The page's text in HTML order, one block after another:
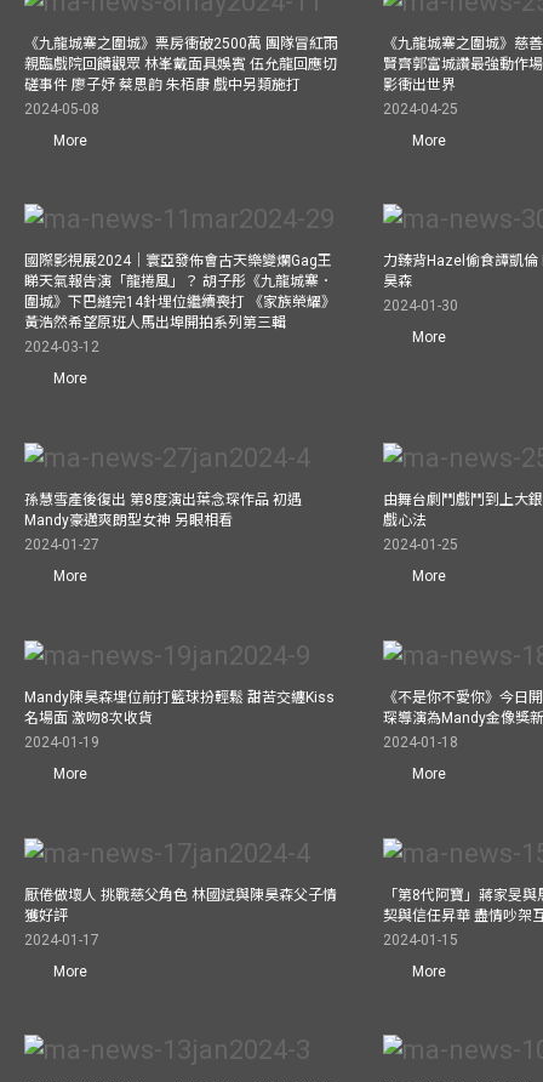
《九龍城寨之圍城》票房衝破2500萬 團隊冒紅雨
親臨戲院回饋觀眾 林峯戴面具娛賓 伍允龍回應切
磋事件 廖子妤 蔡思韵 朱栢康 戲中另類施打
2024-05-08
More
《九龍城寨之圍城》慈
賢齊郭富城讚最強動作
影衝出世界
2024-04-25
More
國際影視展2024｜寰亞發佈會古天樂變爛Gag王
睇天氣報告演「龍捲風」？ 胡子彤《九龍城寨．
圍城》下巴縫完14針埋位繼續喪打 《家族榮耀》
黃浩然希望原班人馬出埠開拍系列第三輯
2024-03-12
More
力臻背Hazel偷食譚凱
昊森
2024-01-30
More
孫慧雪產後復出 第8度演出葉念琛作品 初遇
Mandy豪邁爽朗型女神 另眼相看
2024-01-27
More
由舞台劇鬥戲鬥到上大
戲心法
2024-01-25
More
Mandy陳昊森埋位前打籃球扮輕鬆 甜苦交纏Kiss
名場面 激吻8次收貨
2024-01-19
More
《不是你不愛你》今日
琛導演為Mandy金像獎
2024-01-18
More
厭倦做壞人 挑戰慈父角色 林國斌與陳昊森父子情
獲好評
2024-01-17
More
「第8代阿寶」蔣家旻
契與信任昇華 盡情吵架
2024-01-15
More